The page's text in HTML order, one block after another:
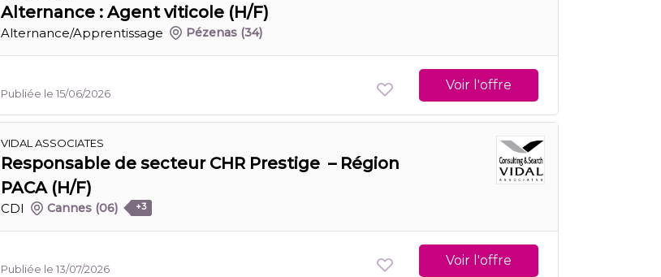
Alternance : Agent viticole (H/F)
Alternance/Apprentissage Pézenas (34)
Publiée le 15/06/2026
Voir l'offre
VIDAL ASSOCIATES
Responsable de secteur CHR Prestige – Région
PACA (H/F)
CDI Cannes (06) +3
Publiée le 13/07/2026
Voir l'offre